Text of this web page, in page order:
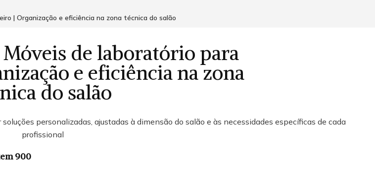
| Organização e eficiência na zona técnica do salão
de laboratório para
e eficiência na zona
do salão
personalizadas, ajustadas à dimensão do salão e às necessidades específicas de cada
profissional
900